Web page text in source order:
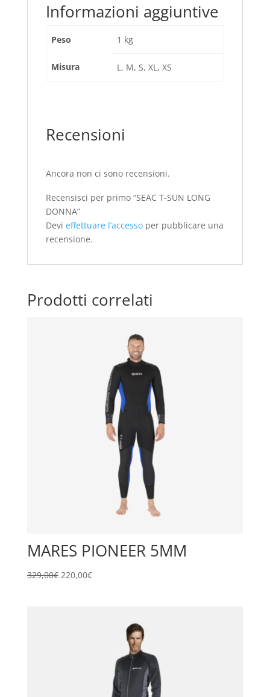
Informazioni aggiuntive
Peso 1 kg
Misura L, M, S, XL, XS
Recensioni
Ancora non ci sono recensioni.
Recensisci per primo “SEAC T-SUN LONG
DONNA”
Devi effettuare l’accessoper pubblicare una
recensione.
Prodotti correlati
MARES PIONEER 5MM
329,00€ Il
220,00€Il